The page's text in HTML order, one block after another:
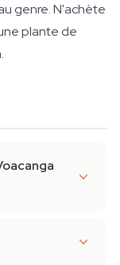
genre. N'achète
plante de